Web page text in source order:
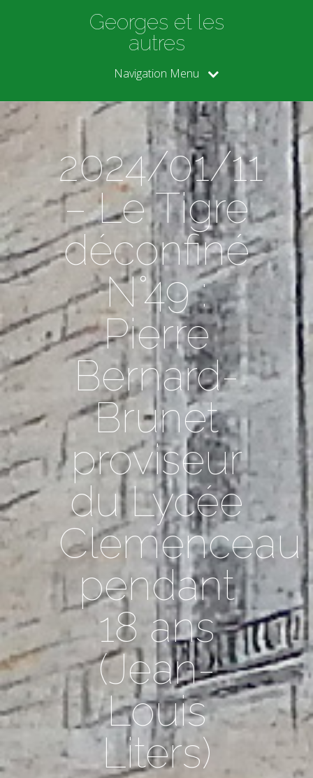
Georges et les
autres
Navigation Menu
2024/01/11
– Le Tigre
déconfiné
N°49 :
Pierre
Bernard-
Brunet
proviseur
du Lycée
Clemenceau
pendant
18 ans
(Jean-
Louis
Liters)